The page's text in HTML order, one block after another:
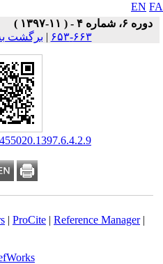
EN
دوره ۶، شماره ۴ - ( ۱۱-۱۳۹۷ )
۶۶۳-۶۵۳
| برگشت
|ProCite |Reference Manager